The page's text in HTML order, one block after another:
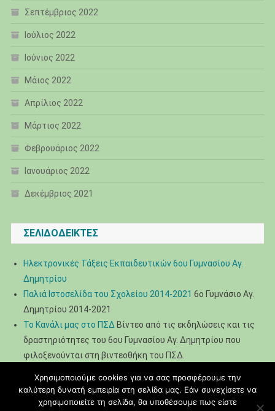
Σεπτέμβριος 2022
Ιούλιος 2022
Ιούνιος 2022
Μάιος 2022
Απρίλιος 2022
Μάρτιος 2022
Φεβρουάριος 2022
Ιανουάριος 2022
Δεκέμβριος 2021
ΣΕΛΙΔΟΔΕΊΚΤΕΣ
Ηλεκτρονικές Τάξεις Εκπαιδευτικών 6ου Γυμνασίου Αγ.
Δημητρίου
Παλιά Ιστοσελίδα του Σχολείου 2014-2021 6ο Γυμνάσιο Αγ.
Δημητρίου 2014-2021
Το Κανάλι μας στο ΠΣΔ Βίντεο από τις εκδηλώσεις και τις
δραστηριότητες του 6ου Γυμνασίου Αγ. Δημητρίου που
φιλοξενούνται στη βιντεοθήκη του ΠΣΔ.
Χρησιμοποιούμε cookies για να σας προσφέρουμε την
καλύτερη δυνατή εμπειρία στη σελίδα μας. Εάν συνεχίσετε να
χρησιμοποιείτε τη σελίδα, θα υποθέσουμε πως είστε